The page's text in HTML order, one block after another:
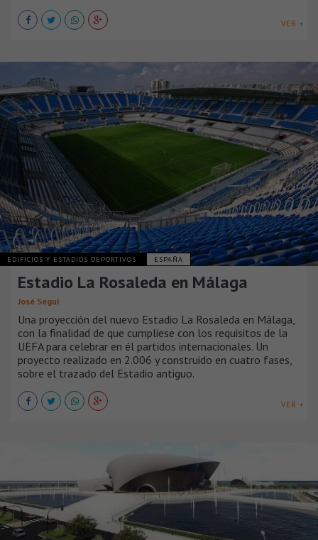
VER +
EDIFICIOS Y ESTADIOS DEPORTIVOS ESPAÑA
Estadio La Rosaleda en Málaga
José Seguí
Una proyección del nuevo Estadio La Rosaleda en Málaga,
con la finalidad de que cumpliese con los requisitos de la
UEFA para celebrar en él partidos internacionales. Un
proyecto realizado en 2.006 y construido en cuatro fases,
sobre el trazado del Estadio antiguo.
VER +